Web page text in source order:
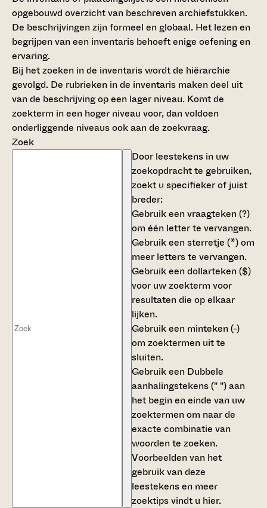
opgebouwd overzicht van beschreven archiefstukken.
De beschrijvingen zijn formeel en globaal. Het lezen en
begrijpen van een inventaris behoeft enige oefening en
ervaring.
Bij het zoeken in de inventaris wordt de hiërarchie
gevolgd. De rubrieken in de inventaris maken deel uit
van de beschrijving op een lager niveau. Komt de
zoekterm in een hoger niveau voor, dan voldoen
onderliggende niveaus ook aan de zoekvraag.
Zoek
Door leestekens in uw
zoekopdracht te gebruiken,
zoekt u specifieker of juist
breder:
Gebruik eenvraagteken (?)
om één letter te vervangen.
Gebruik eensterretje (*)om
meer letters te vervangen.
Gebruik eendollarteken ($)
voor uw zoekterm voor
resultaten die op elkaar
lijken.
Gebruik een minteken (-)
om zoektermen uit te
sluiten.
Gebruik een Dubbele
aanhalingstekens (" ")aan
het begin en einde van uw
zoektermen om naar de
exacte combinatie van
woorden te zoeken.
Voorbeelden van het
gebruik van deze
leestekens en meer
zoektips vindt u hier.